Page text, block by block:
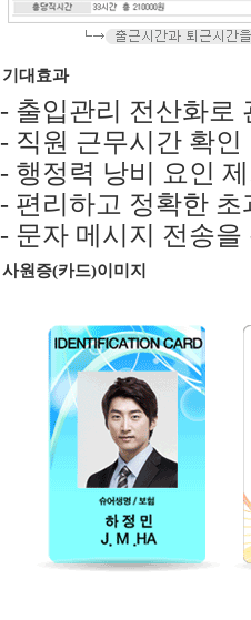
기대효과
- 출입관리 전산화로
- 직원 근무시간 확
- 행정력 낭비 요인
- 편리하고 정확한
- 문자 메시지 전송을
사원증(카드)이미지